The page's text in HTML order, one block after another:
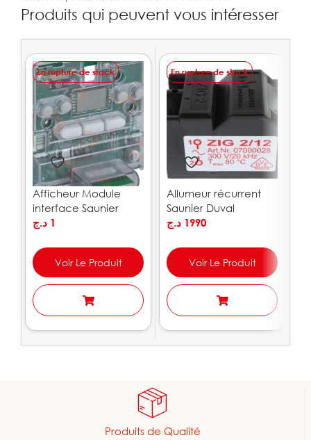
Produits qui peuvent vous intéresser
En rupture de stock
Afficheur Module
interface Saunier
Duval 35kw S1072300
1 د.ج
Voir Le Produit
En rupture de stock
Allumeur récurrent
Saunier Duval
S5742700
1990 د.ج
Voir Le Produit
Produits de Qualité